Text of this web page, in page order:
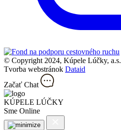
© Copyright 2024, Kúpele Lúčky, a.s.
Tvorba webstránok Dataid
Začať Chat
KÚPELE LÚČKY
Sme Online